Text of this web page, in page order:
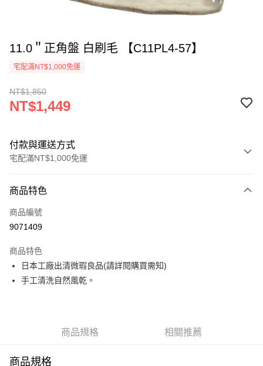
11.0＂正角盤 白刷毛 【C11PL4-57】
宅配滿NT$1,000免運
NT$1,850
NT$1,449
付款與運送方式
宅配滿NT$1,000免運
信用卡一次付款
LINE Pay
街口支付
悠遊付
運送方式
商品特色
商品編號
9071409
商品特色
日本工廠出清微瑕良品(請詳閱購買需知)
手工清洗自然風乾。
商品規格 相關推薦
商品規格